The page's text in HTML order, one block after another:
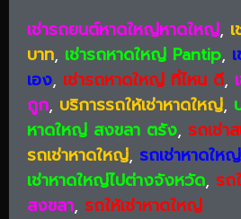
เช่ารถยนต์หาดใหญ่หาดใหญ่,
บาท, เช่ารถหาดใหญ่ Pantip,
เอง, เช่ารถหาดใหญ่ ที่ไหน ดี,
ถูก, บริการรถให้เช่าหาดใหญ่,
หาดใหญ่ สงขลา ตรัง, รถเช่า
รถเช่าหาดใหญ่, รถเช่าหาดใ
เช่าหาดใหญ่ไปต่างจังหวัด, รถ
สงขลา, รถให้เช่าหาดใหญ่